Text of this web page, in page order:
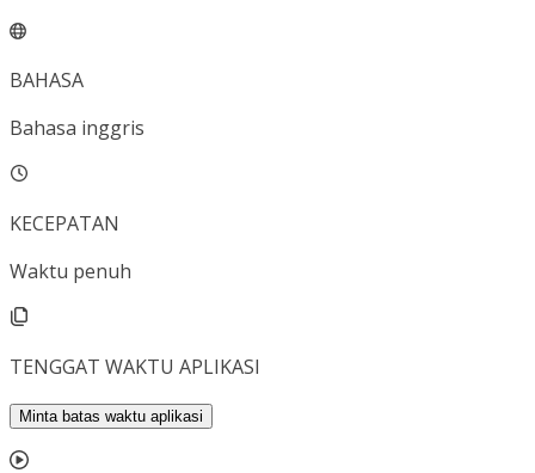
BAHASA
Bahasa inggris
KECEPATAN
Waktu penuh
TENGGAT WAKTU APLIKASI
Minta batas waktu aplikasi